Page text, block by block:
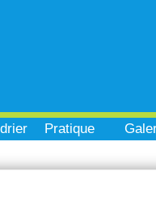
Pratique